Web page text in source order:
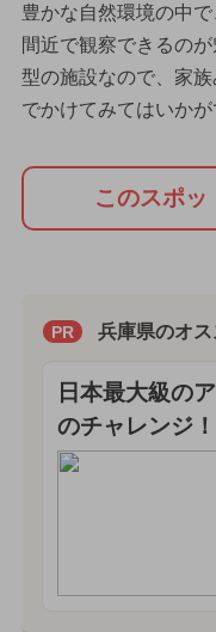
豊かな自然環境の中
間近で観察できるの
型の施設なので、家
でかけてみてはいかが
このスポッ
PR 兵庫県のオ
日本最大級の
のチャレンジ！